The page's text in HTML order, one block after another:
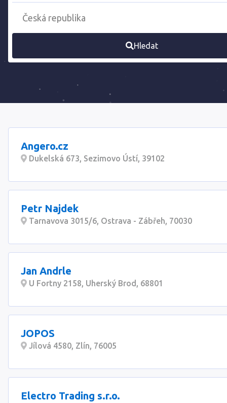
Hledat
Angero.cz
Dukelská 673, Sezimovo Ústí, 39102
Petr Najdek
Tarnavova 3015/6, Ostrava - Zábřeh, 70030
Jan Andrle
U Fortny 2158, Uherský Brod, 68801
JOPOS
Jílová 4580, Zlín, 76005
Electro Trading s.r.o.